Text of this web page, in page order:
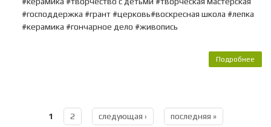
#господдержка #грант #церковь#воскресная школа #лепка
#керамика #гончарное дело #живопись
Подробнее
1 2 следующая › последняя »